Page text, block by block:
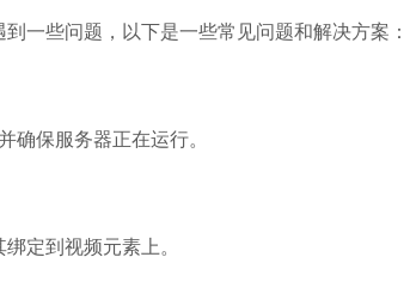
一些问题，以下是一些常见问题和解决方案：
确保服务器正在运行。
定到视频元素上。